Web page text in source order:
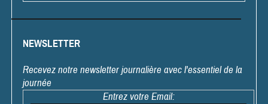
NEWSLETTER
Recevez notre newsletter journalière avec l'essentiel de la
journée
Entrez votre Email: